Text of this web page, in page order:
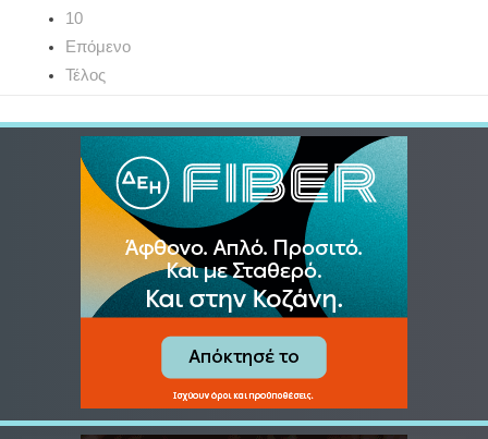
10
Επόμενο
Τέλος